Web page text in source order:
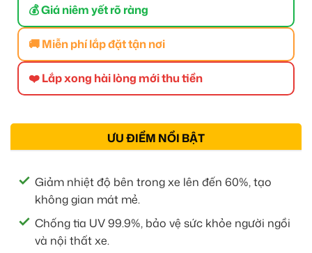
💰 Giá niêm yết rõ ràng
🚚 Miễn phí lắp đặt tận nơi
❤️ Lắp xong hài lòng mới thu tiền
ƯU ĐIỂM NỔI BẬT
Giảm nhiệt độ bên trong xe lên đến 60%, tạo
không gian mát mẻ.
Chống tia UV 99.9%, bảo vệ sức khỏe người ngồi
và nội thất xe.